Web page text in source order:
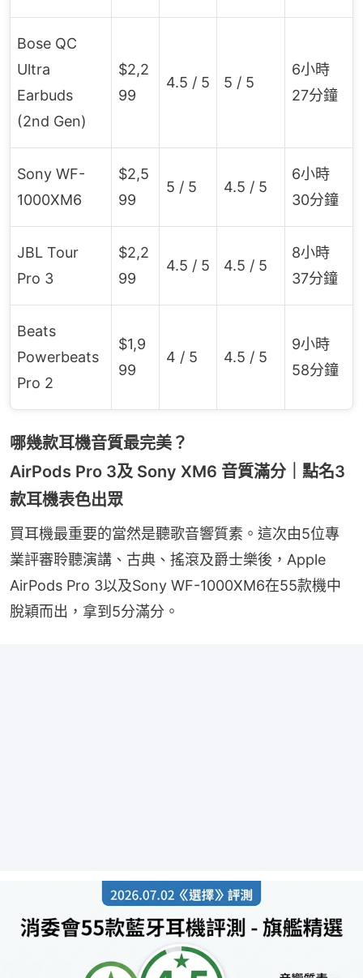
Bose QC
Ultra
Earbuds
(2nd Gen)
$2,2
99
4.5 / 5 5 / 5
6小時
27分鐘
Sony WF-
1000XM6
$2,5
99
5 / 5 4.5 / 5
6小時
30分鐘
JBL Tour
Pro 3
$2,2
99
4.5 / 5 4.5 / 5
8小時
37分鐘
Beats
Powerbeats
Pro 2
$1,9
99
4 / 5 4.5 / 5
9小時
58分鐘
哪幾款耳機音質最完美？
AirPods Pro 3及 Sony XM6 音質滿分｜點名3
款耳機表色出眾
買耳機最重要的當然是聽歌音響質素。這次由5位專
業評審聆聽演講、古典、搖滾及爵士樂後，Apple
AirPods Pro 3以及Sony WF-1000XM6在55款機中
脫穎而出，拿到5分滿分。